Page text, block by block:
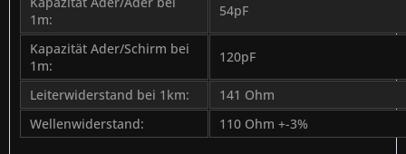
1m:
54pF
Kapazität Ader/Schirm bei
1m:
120pF
Leiterwiderstand bei 1km:
141 Ohm
Wellenwiderstand:
110 Ohm +-3%